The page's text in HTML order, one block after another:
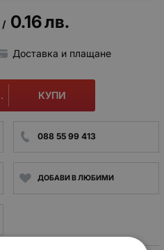
/ 0.16лв.
Доставка и плащане
КУПИ
088 55 99 413
ДОБАВИ В ЛЮБИМИ